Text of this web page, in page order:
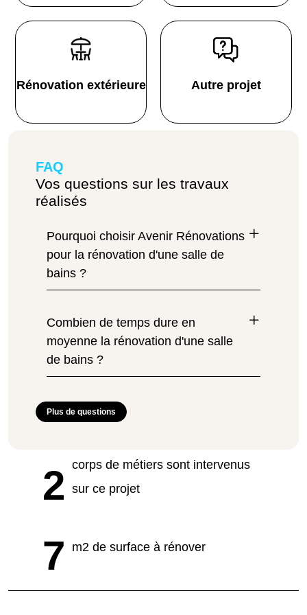
Rénovation extérieure Autre projet
FAQ
Vos questions sur les travaux
réalisés
Pourquoi choisir Avenir Rénovations
pour la rénovation d'une salle de
bains ?
Combien de temps dure en
moyenne la rénovation d'une salle
de bains ?
Plus de questions
2 corps de métiers sont intervenus
sur ce projet
7 m2 de surface à rénover